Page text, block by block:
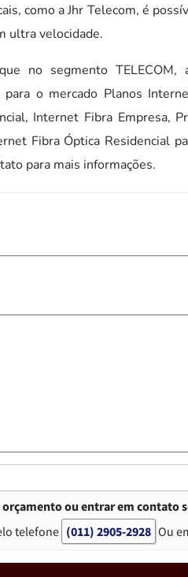
como a Jhr Telecom, é
ultra velocidade.
no segmento
para o mercado Planos
Internet Fibra Empresa,
Fibra Óptica Residencial
para mais informações.
ou entrar em contato
telefone (011) 2905-2928 Ou